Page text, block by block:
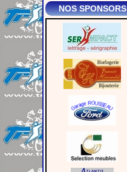
NOS SPONSORS